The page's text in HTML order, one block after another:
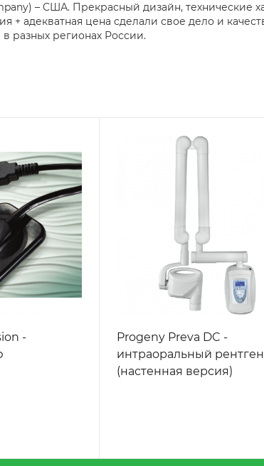
– CША. Прекрасный дизайн, технические
+ адекватная цена сделали свое дело и
разных регионах России.
-
Progeny Preva DC -
интраоральный рентген
(настенная версия)